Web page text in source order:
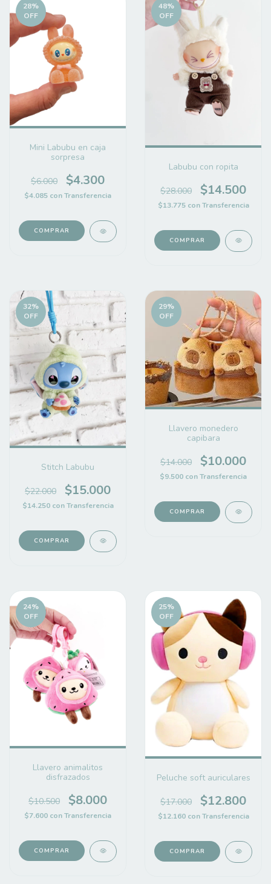
28%
OFF
Mini Labubu en caja
sorpresa
$6.000 $4.300
$4.085 conTransferencia
48%
OFF
Labubu con ropita
$28.000 $14.500
$13.775 con Transferencia
32%
OFF
Stitch Labubu
$22.000 $15.000
$14.250 con Transferencia
COMPRAR
29%
OFF
Llavero monedero
capibara
$14.000 $10.000
$9.500 conTransferencia
24%
OFF
Llavero animalitos
disfrazados
$10.500 $8.000
$7.600 conTransferencia
COMPRAR
25%
OFF
Peluche soft auriculares
$17.000 $12.800
$12.160 con Transferencia